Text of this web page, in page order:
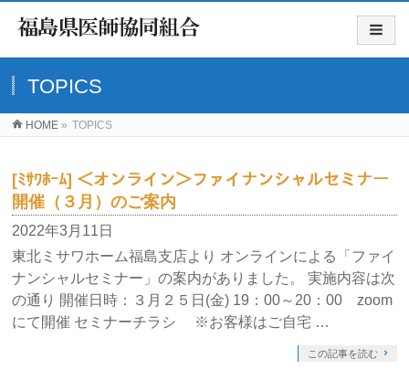
TOPICS
HOME » TOPICS
[ﾐｻﾜﾎｰﾑ] ＜オンライン＞ファイナンシャルセミナー
開催（３月）のご案内
2022年3月11日
東北ミサワホーム福島支店より オンラインによる「ファイ
ナンシャルセミナー」の案内がありました。 実施内容は次
の通り 開催日時：３月２５日(金) 19：00～20：00 zoom
にて開催 セミナーチラシ ※お客様はご自宅 …
この記事を読む